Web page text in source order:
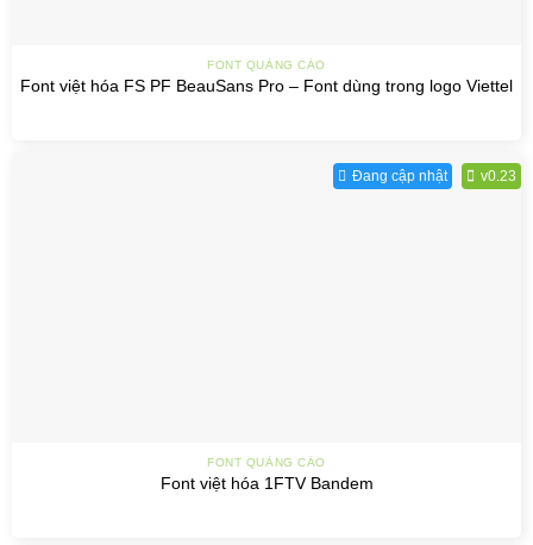
FONT QUẢNG CÁO
Font việt hóa FS PF BeauSans Pro – Font dùng trong logo Viettel
Đang cập nhật v0.23
FONT QUẢNG CÁO
Font việt hóa 1FTV Bandem